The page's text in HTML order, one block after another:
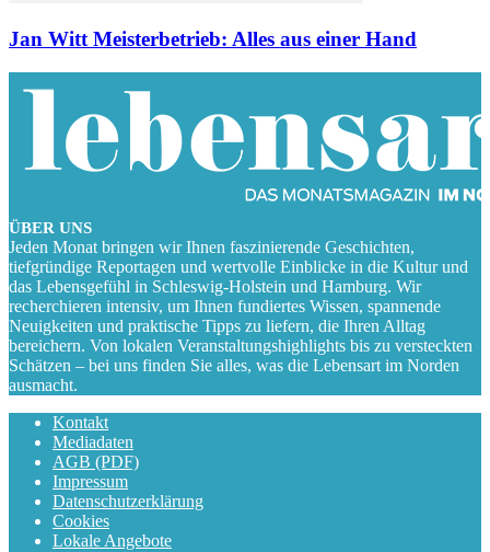
Jan Witt Meisterbetrieb: Alles aus einer Hand
ÜBER UNS
Jeden Monat bringen wir Ihnen faszinierende Geschichten,
tiefgründige Reportagen und wertvolle Einblicke in die Kultur und
das Lebensgefühl in Schleswig-Holstein und Hamburg. Wir
recherchieren intensiv, um Ihnen fundiertes Wissen, spannende
Neuigkeiten und praktische Tipps zu liefern, die Ihren Alltag
bereichern. Von lokalen Veranstaltungshighlights bis zu versteckten
Schätzen – bei uns finden Sie alles, was die Lebensart im Norden
ausmacht.
Kontakt
Mediadaten
AGB (PDF)
Impressum
Datenschutzerklärung
Cookies
Lokale Angebote